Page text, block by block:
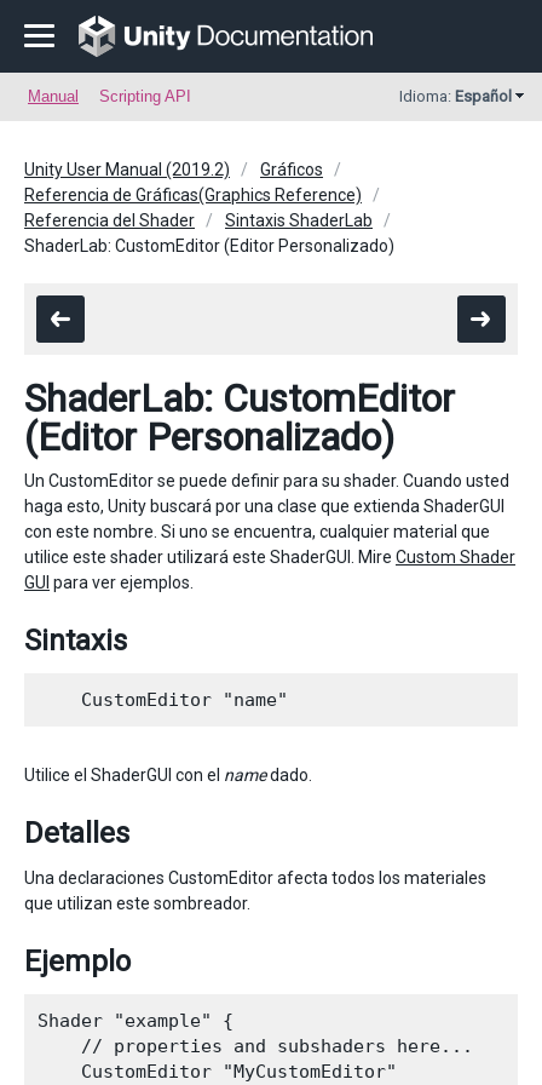
Manual Scripting API Idioma: Español
Unity User Manual (2019.2)
Gráficos
Referencia de Gráficas(Graphics Reference)
Referencia del Shader
Sintaxis ShaderLab
ShaderLab: CustomEditor (Editor Personalizado)
ShaderLab: CustomEditor
(Editor Personalizado)
Un CustomEditor se puede definir para su shader. Cuando usted
haga esto, Unity buscará por una clase que extienda ShaderGUI
con este nombre. Si uno se encuentra, cualquier material que
utilice este shader utilizará este ShaderGUI. Mire Custom Shader
GUI para ver ejemplos.
Sintaxis
Utilice el ShaderGUI con el namedado.
Detalles
Una declaraciones CustomEditor afecta todos los materiales
que utilizan este sombreador.
Ejemplo
Shader "example" {
    // properties and subshaders here...
    CustomEditor "MyCustomEditor"